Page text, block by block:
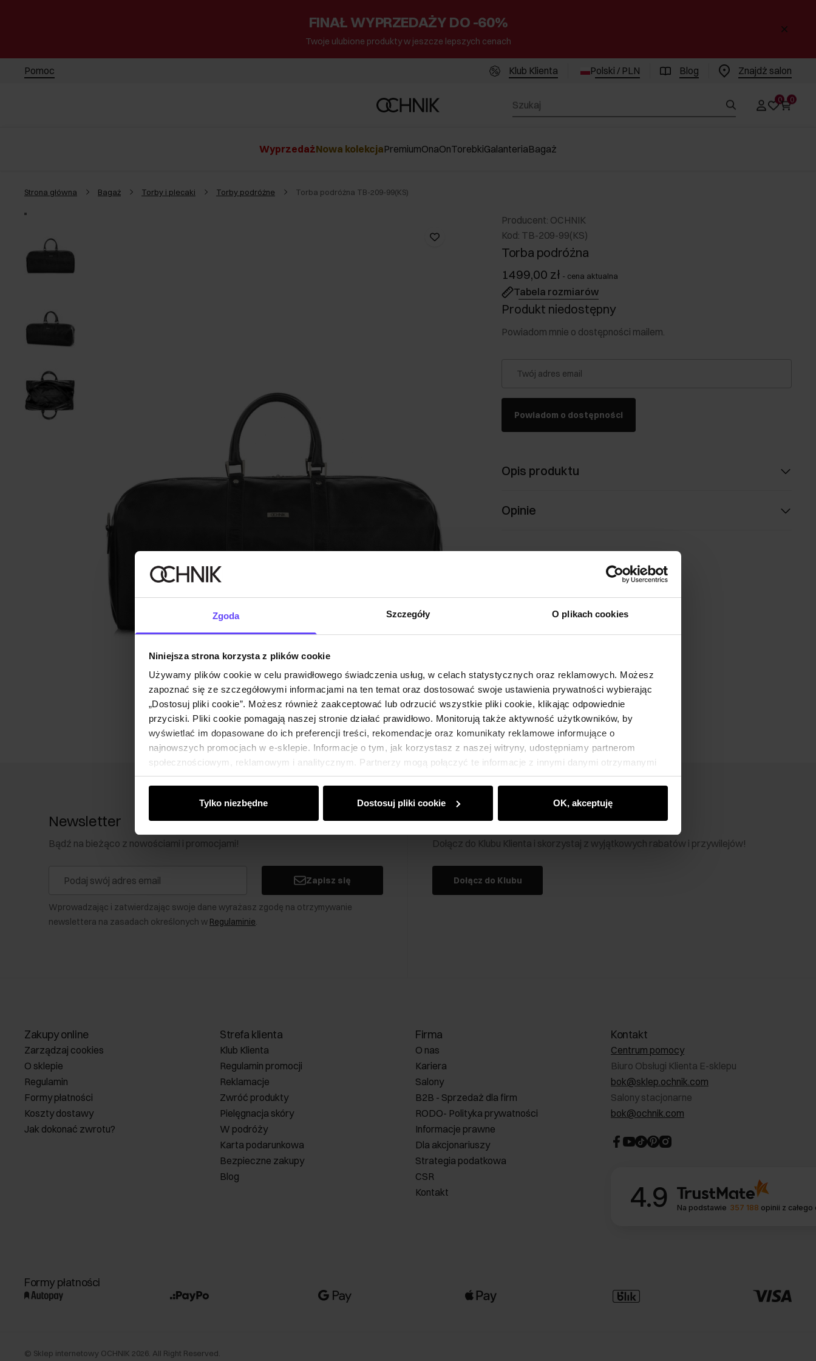
Zgoda Szczegóły O plikach cookies
Niniejsza strona korzysta z plików cookie
Używamy plików cookie w celu prawidłowego świadczenia usług, w celach statystycznych oraz reklamowych. Możesz
zapoznać się ze szczegółowymi informacjami na ten temat oraz dostosować swoje ustawienia prywatności wybierając
„Dostosuj pliki cookie”. Możesz również zaakceptować lub odrzucić wszystkie pliki cookie, klikając odpowiednie
przyciski. Pliki cookie pomagają naszej stronie działać prawidłowo. Monitorują także aktywność użytkowników, by
wyświetlać im dopasowane do ich preferencji treści, rekomendacje oraz komunikaty reklamowe informujące o
najnowszych promocjach w e-sklepie. Informacje o tym, jak korzystasz z naszej witryny, udostępniamy partnerom
społecznościowym, reklamowym i analitycznym. Partnerzy mogą połączyć te informacje z innymi danymi otrzymanymi
od Ciebie lub uzyskanymi podczas korzystania z ich usług.
Tylko niezbędne Dostosuj pliki cookie OK, akceptuję
FINAŁ WYPRZEDAŻY DO -60%
Twoje ulubione produkty w jeszcze lepszych cenach
Pomoc Klub Klienta Polski / PLN Blog Znajdż salon
0 0
WyprzedażNowa kolekcjaPremiumOnaOnTorebkiGalanteriaBagaż
Strona główna Bagaż Torby i plecaki Torby podróżne Torba podróżna TB-209-99(KS)
Producent: OCHNIK
Kod: TB-209-99(KS)
Torba podróżna
1499,00 zł - cena aktualna
Tabela rozmiarów
Produkt niedostępny
Powiadom mnie o dostępności mailem.
Twój adres email
Powiadom o dostępności
Opis produktu
Opinie
Newsletter
Bądź na bieżąco z nowościami i promocjami!
Zapisz się
Wprowadzając i zatwierdzając swoje dane wyrażasz zgodę na otrzymywanie
newslettera na zasadach określonych w Regulaminie.
Klub Klienta Ochnik
Dołącz do Klubu Klienta i skorzystaj z wyjątkowych rabatów i przywilejów!
Dołącz do Klubu
Zakupy online
Zarządzaj cookies
O sklepie
Regulamin
Formy płatności
Koszty dostawy
Jak dokonać zwrotu?
Strefa klienta
Klub Klienta
Regulamin promocji
Reklamacje
Zwróć produkty
Pielęgnacja skóry
W podróży
Karta podarunkowa
Bezpieczne zakupy
Blog
Firma
O nas
Kariera
Salony
B2B - Sprzedaż dla firm
RODO- Polityka prywatności
Informacje prawne
Dla akcjonariuszy
Strategia podatkowa
CSR
Kontakt
Kontakt
Centrum pomocy
Biuro Obsługi Klienta E-sklepu
bok@sklep.ochnik.com
Salony stacjonarne
bok@ochnik.com
4.9 Na podstawie 357 188 opinii z
Formy płatności
© Sklep internetowy OCHNIK 2026 . All Right Reserved.